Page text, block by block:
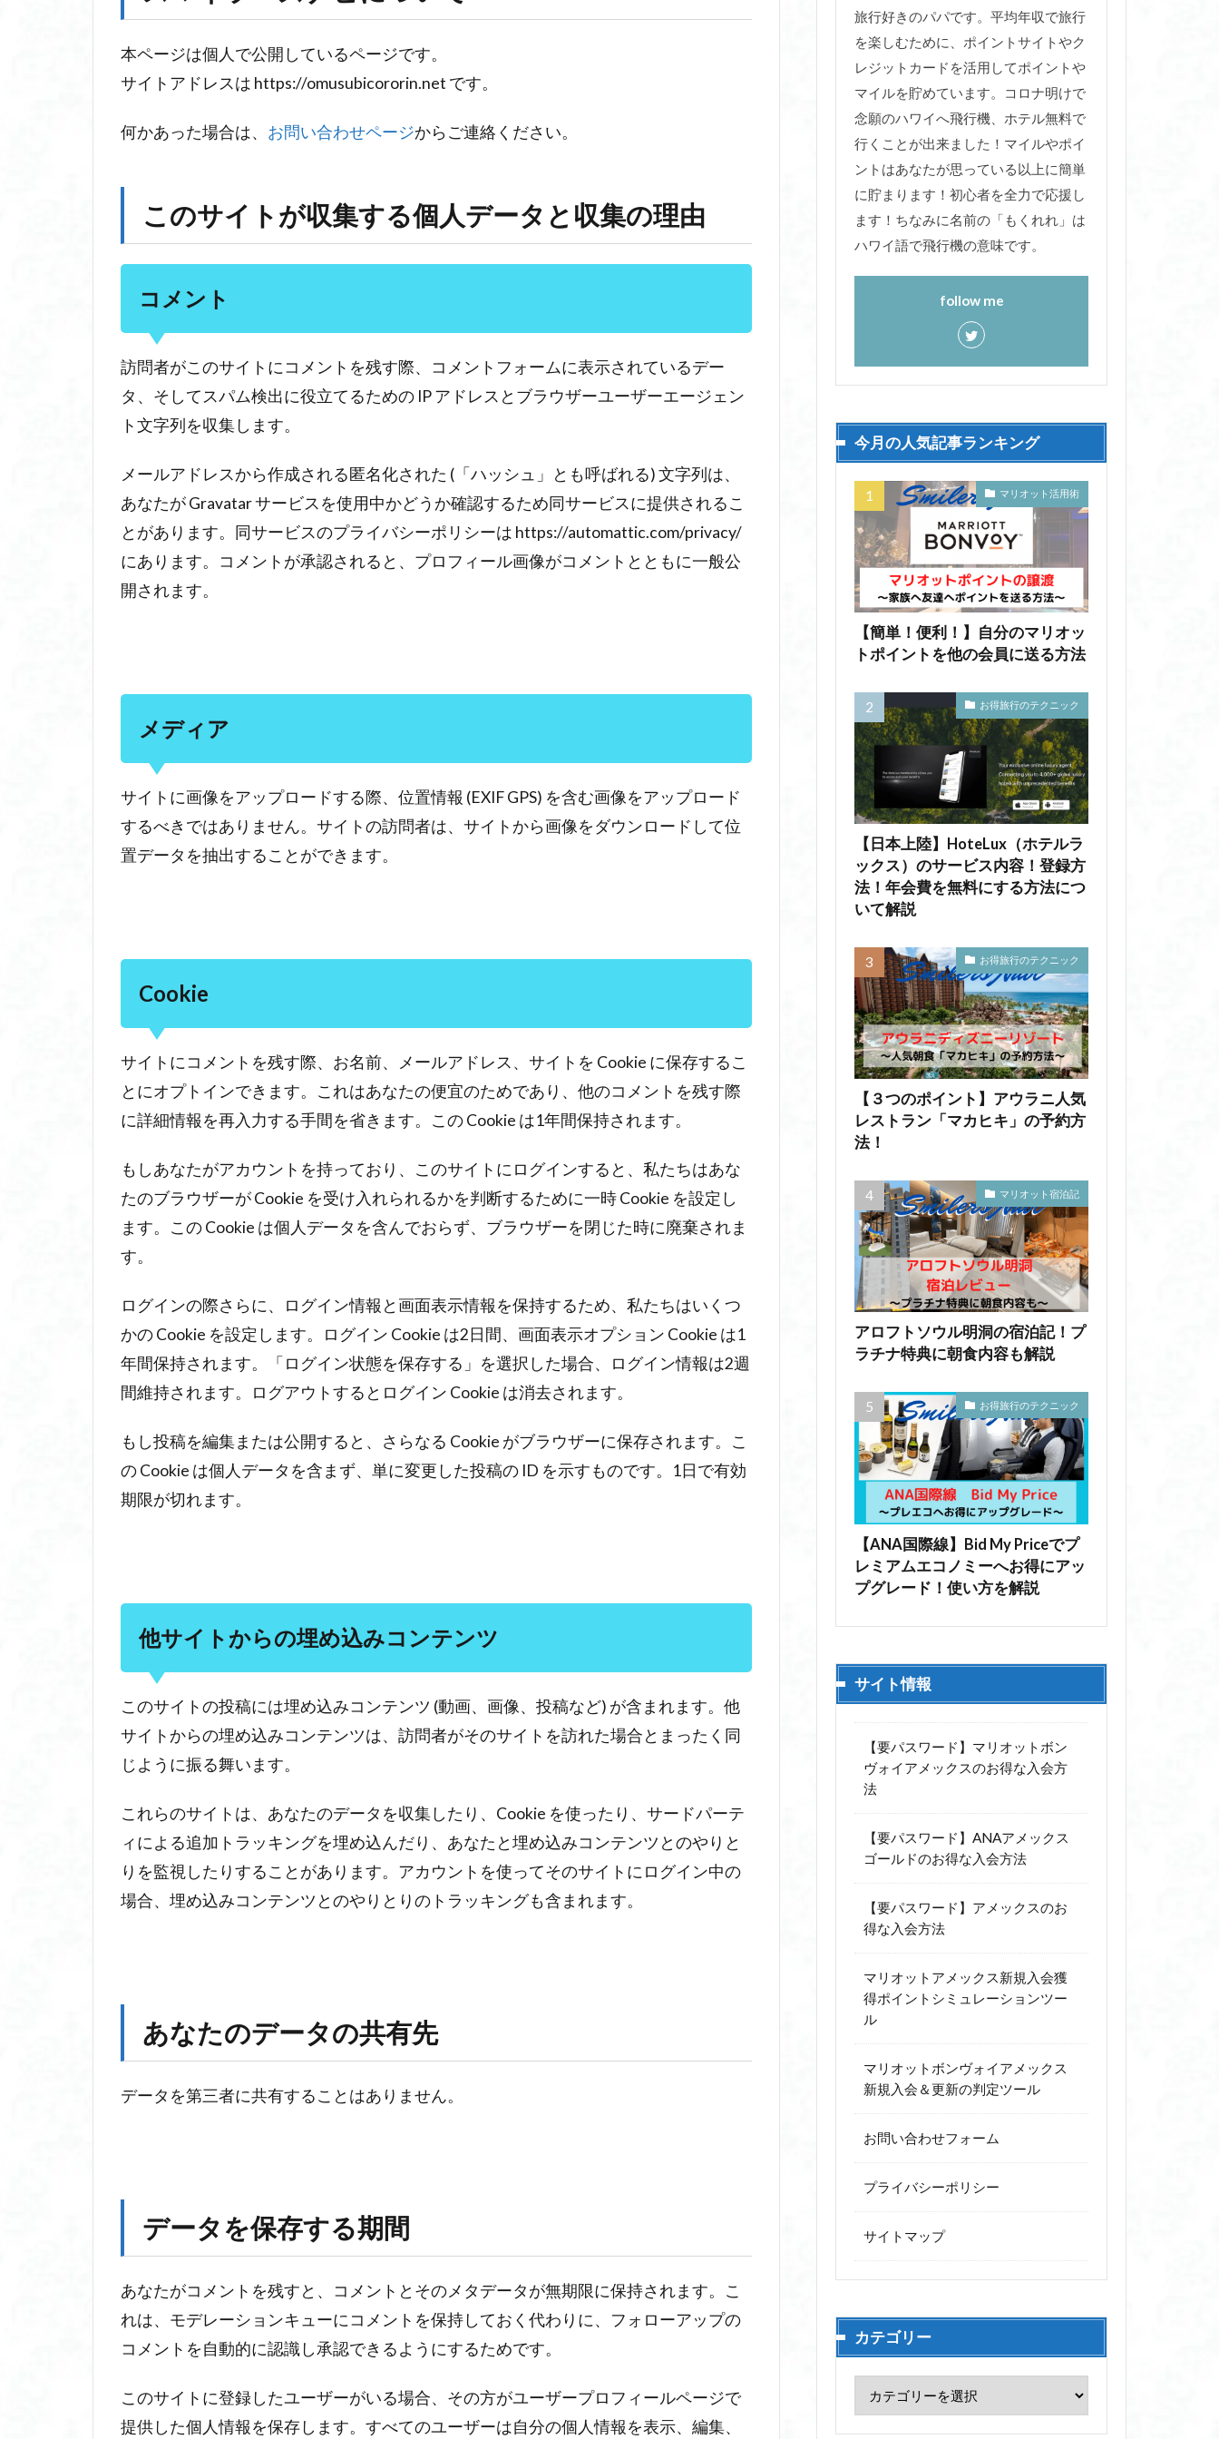
ー
ズ
ビ
つ
2
こ
の
サ
イ
ト
が
集
る
個
デ
ー
と
収
集
の
ント
メデ
ィア
2.3
Cookie
から
め込
ンテ
ンツ
3
あ
た
の
デ
ー
の
有
先
4
デ
ー
を
保
す
5
デ
ー
タ
対
す
る
あ
た
の
利
6
デ
ー
タ
本ページは個人で公開しているページです。
サイトアドレスは https://omusubicororin.net です。
何かあった場合は、 お問い合わせページからご連絡ください。
このサイトが収集する個人データと収集の理由
コメント
訪問者がこのサイトにコメントを残す際、コメントフォームに表示されているデー
タ、そしてスパム検出に役立てるための IP アドレスとブラウザーユーザーエージェン
ト文字列を収集します。
メールアドレスから作成される匿名化された (「ハッシュ」とも呼ばれる) 文字列は、
あなたが Gravatar サービスを使用中かどうか確認するため同サービスに提供されるこ
とがあります。同サービスのプライバシーポリシーは https://automattic.com/privacy/
にあります。コメントが承認されると、プロフィール画像がコメントとともに一般公
開されます。
メディア
サイトに画像をアップロードする際、位置情報 (EXIF GPS) を含む画像をアップロード
するべきではありません。サイトの訪問者は、サイトから画像をダウンロードして位
置データを抽出することができます。
Cookie
サイトにコメントを残す際、お名前、メールアドレス、サイトを Cookie に保存するこ
とにオプトインできます。これはあなたの便宜のためであり、他のコメントを残す際
に詳細情報を再入力する手間を省きます。この Cookie は1年間保持されます。
もしあなたがアカウントを持っており、このサイトにログインすると、私たちはあな
たのブラウザーが Cookie を受け入れられるかを判断するために一時 Cookie を設定し
ます。この Cookie は個人データを含んでおらず、ブラウザーを閉じた時に廃棄されま
す。
ログインの際さらに、ログイン情報と画面表示情報を保持するため、私たちはいくつ
かの Cookie を設定します。ログイン Cookie は2日間、画面表示オプション Cookie は1
年間保持されます。「ログイン状態を保存する」を選択した場合、ログイン情報は2週
間維持されます。ログアウトするとログイン Cookie は消去されます。
もし投稿を編集または公開すると、さらなる Cookie がブラウザーに保存されます。こ
の Cookie は個人データを含まず、単に変更した投稿の ID を示すものです。1日で有効
期限が切れます。
他サイトからの埋め込みコンテンツ
このサイトの投稿には埋め込みコンテンツ (動画、画像、投稿など) が含まれます。他
サイトからの埋め込みコンテンツは、訪問者がそのサイトを訪れた場合とまったく同
じように振る舞います。
これらのサイトは、あなたのデータを収集したり、Cookie を使ったり、サードパーテ
ィによる追加トラッキングを埋め込んだり、あなたと埋め込みコンテンツとのやりと
りを監視したりすることがあります。アカウントを使ってそのサイトにログイン中の
場合、埋め込みコンテンツとのやりとりのトラッキングも含まれます。
あなたのデータの共有先
データを第三者に共有することはありません。
データを保存する期間
あなたがコメントを残すと、コメントとそのメタデータが無期限に保持されます。こ
れは、モデレーションキューにコメントを保持しておく代わりに、フォローアップの
コメントを自動的に認識し承認できるようにするためです。
このサイトに登録したユーザーがいる場合、その方がユーザープロフィールページで
提供した個人情報を保存します。すべてのユーザーは自分の個人情報を表示、編集、
旅行好きのパパです。平均年収で旅行
を楽しむために、ポイントサイトやク
レジットカードを活用してポイントや
マイルを貯めています。コロナ明けで
念願のハワイへ飛行機、ホテル無料で
行くことが出来ました！マイルやポイ
ントはあなたが思っている以上に簡単
に貯まります！初心者を全力で応援し
ます！ちなみに名前の「もくれれ」は
ハワイ語で飛行機の意味です。
follow me
今月の人気記事ランキング
マリオット活用術
【簡単！便利！】自分のマリオッ
トポイントを他の会員に送る方法
お得旅行のテクニック
【日本上陸】HoteLux（ホテルラ
ックス）のサービス内容！登録方
法！年会費を無料にする方法につ
いて解説
お得旅行のテクニック
【３つのポイント】アウラニ人気
レストラン「マカヒキ」の予約方
法！
マリオット宿泊記
アロフトソウル明洞の宿泊記！プ
ラチナ特典に朝食内容も解説
お得旅行のテクニック
【ANA国際線】Bid My Priceでプ
レミアムエコノミーへお得にアッ
プグレード！使い方を解説
サイト情報
【要パスワード】マリオットボン
ヴォイアメックスのお得な入会方
法
【要パスワード】ANAアメックス
ゴールドのお得な入会方法
【要パスワード】アメックスのお
得な入会方法
マリオットアメックス新規入会獲
得ポイントシミュレーションツー
ル
マリオットボンヴォイアメックス
新規入会＆更新の判定ツール
お問い合わせフォーム
プライバシーポリシー
サイトマップ
カテゴリー